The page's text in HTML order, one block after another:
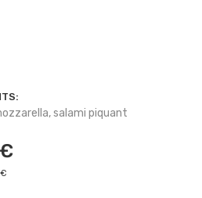
salami piquant
€
€